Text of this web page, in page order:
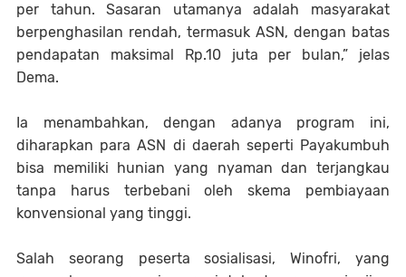
per tahun. Sasaran utamanya adalah masyarakat
berpenghasilan rendah, termasuk ASN, dengan batas
pendapatan maksimal Rp.10 juta per bulan,” jelas
Dema.
Ia menambahkan, dengan adanya program ini,
diharapkan para ASN di daerah seperti Payakumbuh
bisa memiliki hunian yang nyaman dan terjangkau
tanpa harus terbebani oleh skema pembiayaan
konvensional yang tinggi.
Salah seorang peserta sosialisasi, Winofri, yang